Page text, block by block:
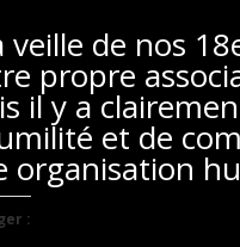
veille de nos
propre
il y a
et de
organisation
: